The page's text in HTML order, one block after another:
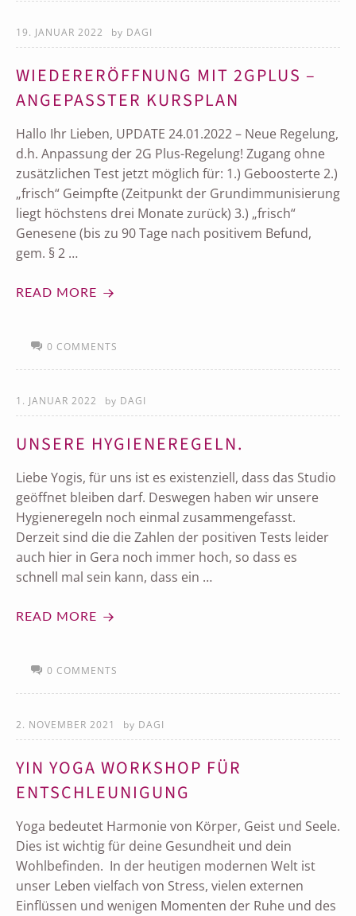
19. JANUAR 2022 by DAGI
WIEDERERÖFFNUNG MIT 2GPLUS –
ANGEPASSTER KURSPLAN
Hallo Ihr Lieben, UPDATE 24.01.2022 – Neue Regelung,
d.h. Anpassung der 2G Plus-Regelung! Zugang ohne
zusätzlichen Test jetzt möglich für: 1.) Geboosterte 2.)
„frisch“ Geimpfte (Zeitpunkt der Grundimmunisierung
liegt höchstens drei Monate zurück) 3.) „frisch“
Genesene (bis zu 90 Tage nach positivem Befund,
gem. § 2 …
READ MORE
0 COMMENTS
1. JANUAR 2022 by DAGI
UNSERE HYGIENEREGELN.
Liebe Yogis, für uns ist es existenziell, dass das Studio
geöffnet bleiben darf. Deswegen haben wir unsere
Hygieneregeln noch einmal zusammengefasst.
Derzeit sind die die Zahlen der positiven Tests leider
auch hier in Gera noch immer hoch, so dass es
schnell mal sein kann, dass ein …
READ MORE
0 COMMENTS
2. NOVEMBER 2021 by DAGI
YIN YOGA WORKSHOP FÜR
ENTSCHLEUNIGUNG
Yoga bedeutet Harmonie von Körper, Geist und Seele.
Dies ist wichtig für deine Gesundheit und dein
Wohlbefinden. In der heutigen modernen Welt ist
unser Leben vielfach von Stress, vielen externen
Einflüssen und wenigen Momenten der Ruhe und des